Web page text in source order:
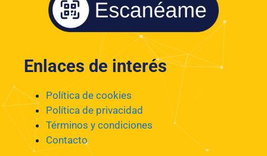
Enlaces de interés
Política de cookies
Política de privacidad
Términos y condiciones
Contacto